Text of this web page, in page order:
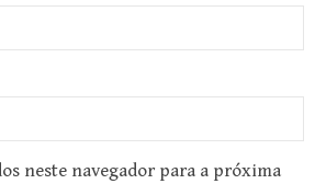
neste navegador para a próxima